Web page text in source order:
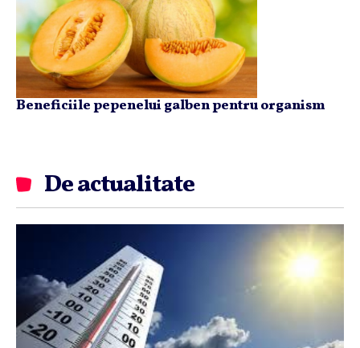
Beneficiile pepenelui galben pentru organism
De actualitate